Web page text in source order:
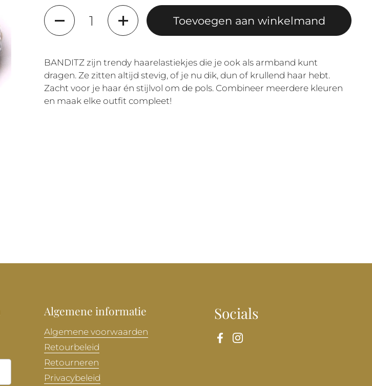
Aantal
Toevoegen aan winkelmand
BANDITZ zijn trendy haarelastiekjes die je ook als armband kunt
dragen. Ze zitten altijd stevig, of je nu dik, dun of krullend haar hebt.
Zacht voor je haar én stijlvol om de pols. Combineer meerdere kleuren
en maak elke outfit compleet!
Algemene informatie
Algemene voorwaarden
Retourbeleid
Retourneren
Privacybeleid
Socials
Facebook
Instagram